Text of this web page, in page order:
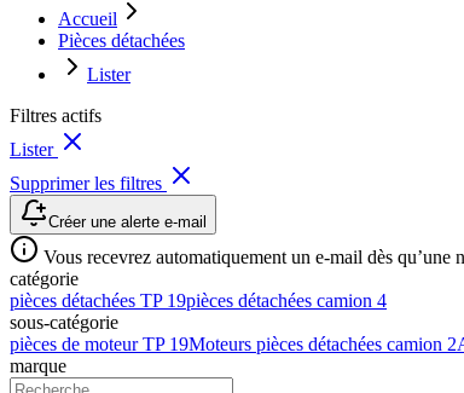
Accueil
Pièces détachées
Lister
Filtres actifs
Lister
Supprimer les filtres
Créer une alerte e-mail
Vous recevrez automatiquement un e-mail dès
catégorie
pièces détachées TP 19pièces détachées camion 4
sous-catégorie
pièces de moteur TP 19Moteurs pièces détachées camion 2
marque